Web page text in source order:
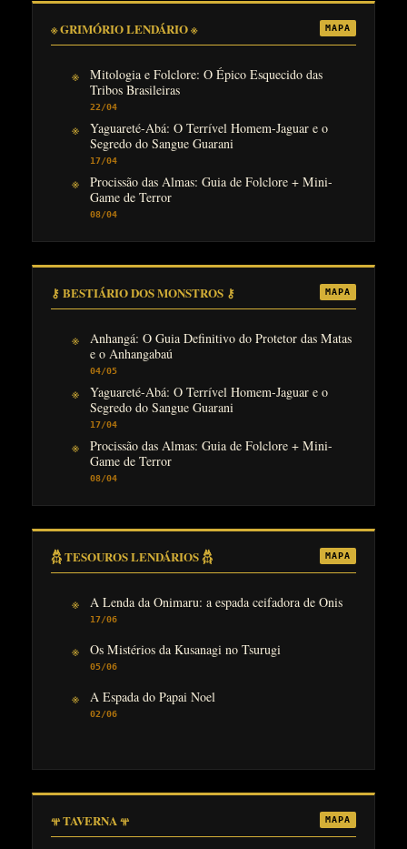
※ GRIMÓRIO LENDÁRIO ※ MAPA
Mitologia e Folclore: O Épico Esquecido das
Tribos Brasileiras
22/04
Yaguareté-Abá: O Terrível Homem-Jaguar e o
Segredo do Sangue Guarani
17/04
Procissão das Almas: Guia de Folclore + Mini-
Game de Terror
08/04
⚷ BESTIÁRIO DOS MONSTROS ⚷ MAPA
Anhangá: O Guia Definitivo do Protetor das Matas
e o Anhangabaú
04/05
Yaguareté-Abá: O Terrível Homem-Jaguar e o
Segredo do Sangue Guarani
17/04
Procissão das Almas: Guia de Folclore + Mini-
Game de Terror
08/04
𓆣 TESOUROS LENDÁRIOS 𓆣 MAPA
A Lenda da Onimaru: a espada ceifadora de Onis
17/06
Os Mistérios da Kusanagi no Tsurugi
05/06
A Espada do Papai Noel
02/06
𖥬 TAVERNA 𖥬 MAPA